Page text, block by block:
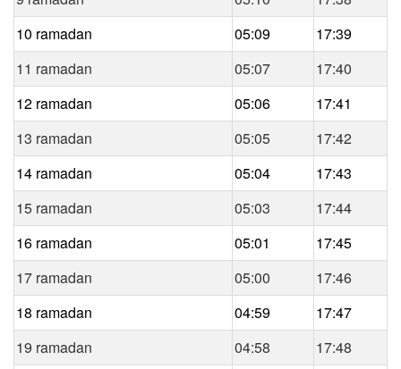
10 ramadan
05:09
17:39
11 ramadan
05:07
17:40
12 ramadan
05:06
17:41
13 ramadan
05:05
17:42
14 ramadan
05:04
17:43
15 ramadan
05:03
17:44
16 ramadan
05:01
17:45
17 ramadan
05:00
17:46
18 ramadan
04:59
17:47
19 ramadan
04:58
17:48